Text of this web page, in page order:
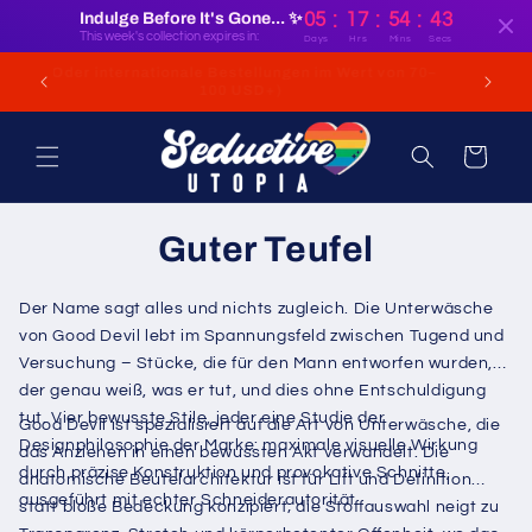
Indulge Before It's Gone... ✨
This week's collection expires in:
05 : 17 : 54 : 41
Days Hrs Mins Secs
(Oder
Warenkorb
Guter Teufel
Der Name sagt alles und nichts zugleich. Die Unterwäsche
von Good Devil lebt im Spannungsfeld zwischen Tugend und
Versuchung – Stücke, die für den Mann entworfen wurden,
der genau weiß, was er tut, und dies ohne Entschuldigung
tut. Vier bewusste Stile, jeder eine Studie der
Designphilosophie der Marke: maximale visuelle Wirkung
durch präzise Konstruktion und provokative Schnitte,
ausgeführt mit echter Schneiderautorität.
Good Devil ist spezialisiert auf die Art von Unterwäsche, die
das Anziehen in einen bewussten Akt verwandelt. Die
anatomische Beutelarchitektur ist für Lift und Definition
statt bloße Bedeckung konzipiert; die Stoffauswahl neigt zu